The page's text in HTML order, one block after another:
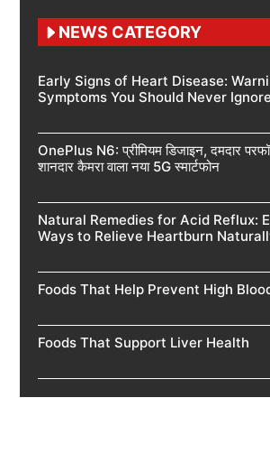
NEWS CATEGORY
Early Signs of Heart Disease:
Symptoms You Should Never Ignore
OnePlus N6: प्रीमियम डिजाइन, दमदार
शानदार कैमरा वाला नया 5G स्मार्टफोन
Natural Remedies for Acid Reflux:
Ways to Relieve Heartburn
Foods That Help Prevent High
Foods That Support Liver Health